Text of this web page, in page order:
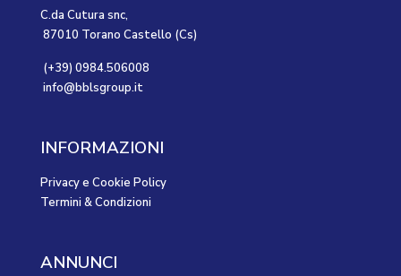
C.da Cutura snc,
87010 Torano Castello (Cs)
(+39) 0984.506008
info@bblsgroup.it
INFORMAZIONI
Privacy e Cookie Policy
Termini & Condizioni
ANNUNCI